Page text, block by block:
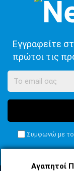
Αγαπητοί
Εγγραφείτε
πρώτοι τις
Συμφωνώ με